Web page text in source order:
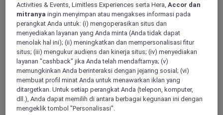
HANNOVER, Germany
Activities & Events, Limitless Experiences serta Hera,Accor dan
mitranya ingin menyimpan atau mengakses informasi pada
perangkat Anda untuk: (i) mengoperasikan situs dan
menyediakan layanan yang Anda minta (Anda tidak dapat
menolak hal ini); (ii) meningkatkan dan mempersonalisasi fitur
situs; (iii) mengukur audiens dan kinerja situs; (iv) menyediakan
layanan "cashback" jika Anda telah mendaftarnya; (v)
memungkinkan Anda berinteraksi dengan jejaring sosial; (vi)
membuat profil minat Anda untuk menawarkan iklan yang
ditargetkan. Untuk setiap perangkat Anda (telepon, komputer,
dll.), Anda dapat memilih di antara berbagai kegunaan ini dengan
mengeklik tombol "Personalisasi".